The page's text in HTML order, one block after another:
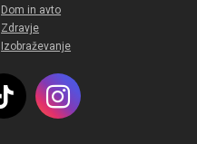
Dom in avto
Zdravje
Izobraževanje